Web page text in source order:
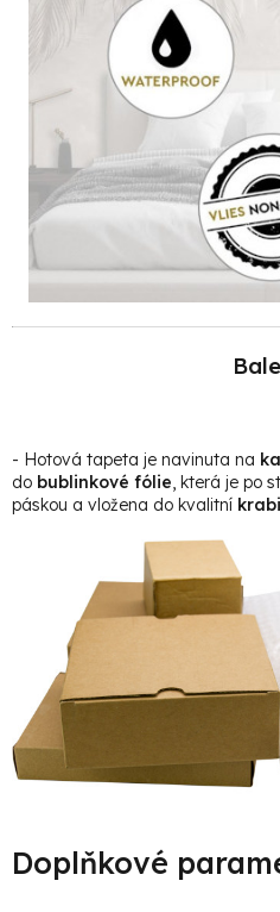
- Hotová tapeta je navinuta na
do bublinkové fólie, která je po
páskou a vložena do kvalitní
Doplňkové